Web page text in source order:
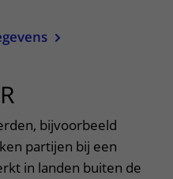
bijvoorbeeld
partijen bij een
in landen buiten de